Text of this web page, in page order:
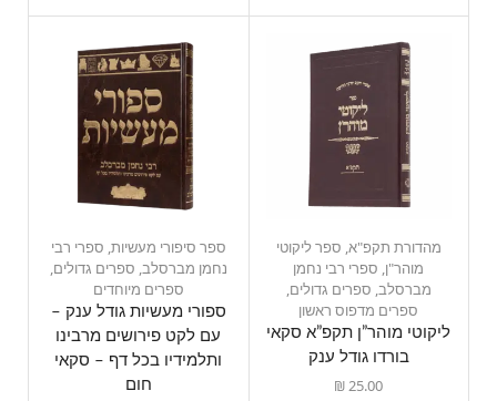
מהדורת תקפ"א, ספר ליקוטי
מוהר"ן, ספרי רבי נחמן
מברסלב, ספרים גדולים,
ספרים מדפוס ראשון
ליקוטי מוהר”ן תקפ”א סקאי
בורדו גודל ענק
₪25.00
ספר סיפורי מעשיות, ספרי רבי
נחמן מברסלב, ספרים גדולים,
ספרים מיוחדים
ספורי מעשיות גודל ענק –
עם לקט פירושים מרבינו
ותלמידיו בכל דף – סקאי
חום